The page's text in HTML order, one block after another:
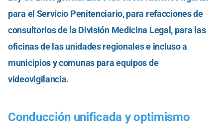
para el Servicio Penitenciario, para refacciones de
consultorios de la División Medicina Legal, para las
oficinas de las unidades regionales e incluso a
municipios y comunas para equipos de
videovigilancia.
Conducción unificada y optimismo